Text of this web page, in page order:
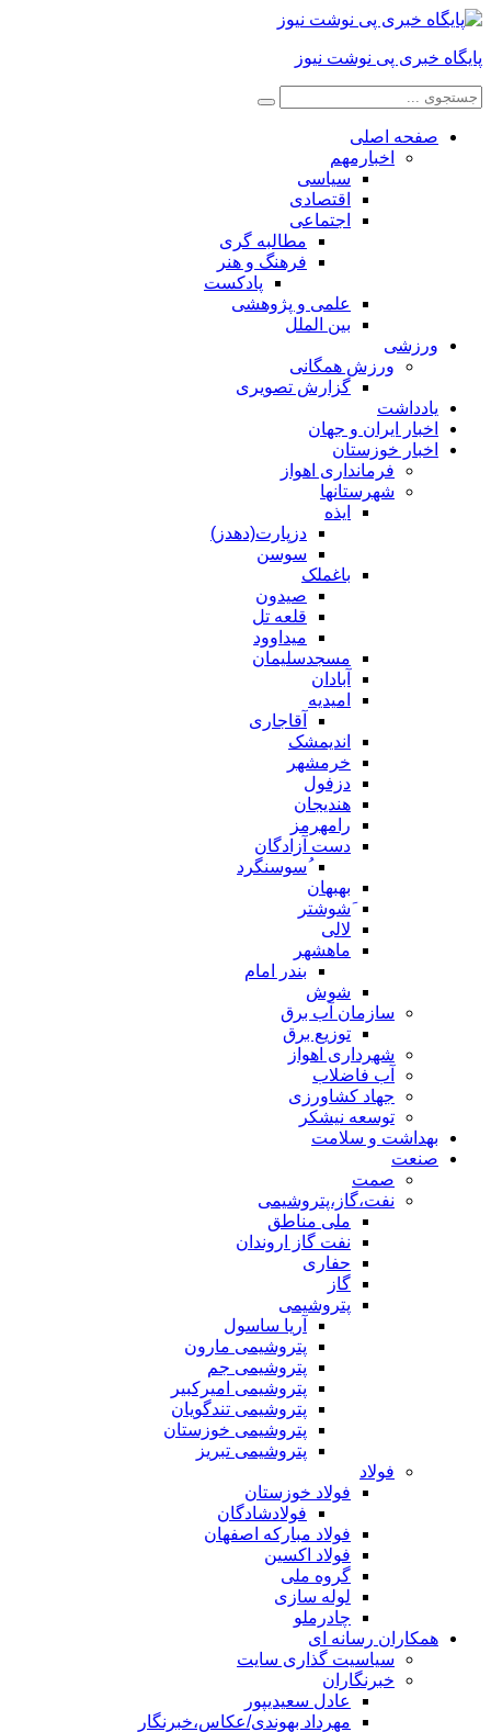
پایگاه خبری پی نوشت نیوز
صفحه اصلی
اخبارمهم
سیاسی
اقتصادی
اجتماعی
مطالبه گری
فرهنگ و هنر
پادکست
علمی و پژوهشی
بین الملل
ورزشی
ورزش همگانی
گزارش تصویری
یادداشت
اخبار ایران و جهان
اخبار خوزستان
فرمانداری اهواز
شهرستانها
ایذه
دزپارت(دهدز)
سوسن
باغملک
صیدون
قلعه تل
میداوود
مسجدسلیمان
آبادان
امیدیه
آقاجاری
اندیمشک
خرمشهر
دزفول
هندیجان
رامهرمز
دست آزادگان
ُسوسنگرد
بهبهان
َشوشتر
لالی
ماهشهر
بندر امام
شوش
سازمان آب برق
توزیع برق
شهرداری اهواز
آب فاضلاب
جهاد کشاورزی
توسعه نیشکر
بهداشت و سلامت
صنعت
صمت
نفت،گاز،پتروشیمی
ملی مناطق
نفت گاز اروندان
حفاری
گاز
پتروشیمی
آریا ساسول
پتروشیمی مارون
پتروشیمی جم
پتروشیمی امیرکبیر
پتروشیمی تندگویان
پتروشیمی خوزستان
پتروشیمی تبریز
فولاد
فولاد خوزستان
فولادشادگان
فولاد مبارکه اصفهان
فولاد اکسین
گروه ملی
لوله سازی
چادرملو
همکاران رسانه ای
سیاسیت گذاری سایت
خبرنگاران
عادل سعیدیپور
مهرداد بهوندی/عکاس،خبرنگار